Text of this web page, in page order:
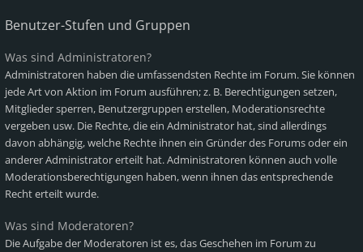
Benutzer-Stufen und Gruppen
Was sind Administratoren?
Administratoren haben die umfassendsten Rechte im Forum. Sie können
jede Art von Aktion im Forum ausführen; z. B. Berechtigungen setzen,
Mitglieder sperren, Benutzergruppen erstellen, Moderationsrechte
vergeben usw. Die Rechte, die ein Administrator hat, sind allerdings
davon abhängig, welche Rechte ihnen ein Gründer des Forums oder ein
anderer Administrator erteilt hat. Administratoren können auch volle
Moderationsberechtigungen haben, wenn ihnen das entsprechende
Recht erteilt wurde.
Was sind Moderatoren?
Die Aufgabe der Moderatoren ist es, das Geschehen im Forum zu